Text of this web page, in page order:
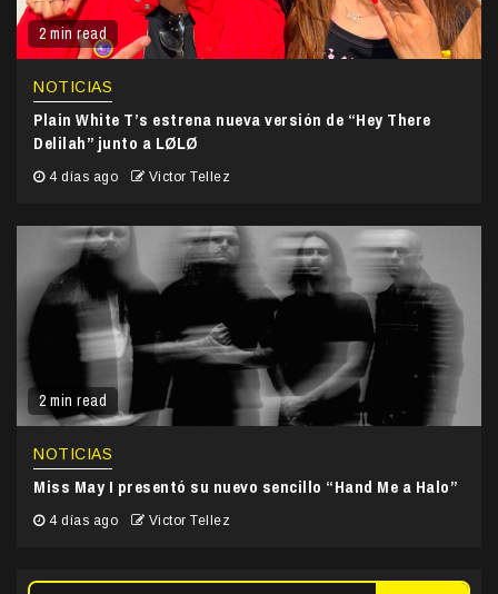
2 min read
NOTICIAS
Plain White T’s estrena nueva versión de “Hey There
Delilah” junto a LØLØ
4 días ago Victor Tellez
2 min read
NOTICIAS
Miss May I presentó su nuevo sencillo “Hand Me a Halo”
4 días ago Victor Tellez